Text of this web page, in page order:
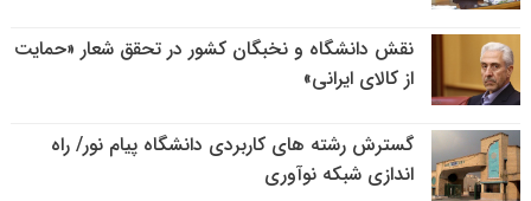
نقش دانشگاه و نخبگان کشور در تحقق شعار «حمایت
از کالای ایرانی»
گسترش رشته های کاربردی دانشگاه پیام نور/ راه
اندازی شبکه نوآوری